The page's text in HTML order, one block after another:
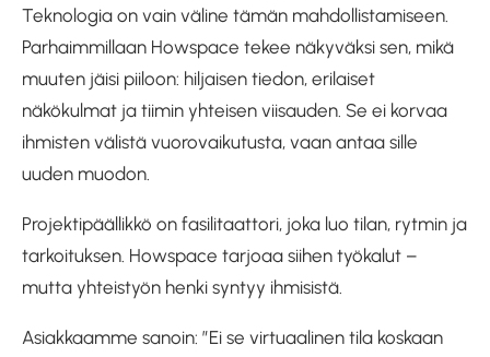
Teknologia on vain väline tämän mahdollistamiseen.
Parhaimmillaan Howspace tekee näkyväksi sen, mikä
muuten jäisi piiloon: hiljaisen tiedon, erilaiset
näkökulmat ja tiimin yhteisen viisauden. Se ei korvaa
ihmisten välistä vuorovaikutusta, vaan antaa sille
uuden muodon.
Projektipäällikkö on fasilitaattori, joka luo tilan, rytmin ja
tarkoituksen. Howspace tarjoaa siihen työkalut –
mutta yhteistyön henki syntyy ihmisistä.
Asiakkaamme sanoin: ”Ei se virtuaalinen tila koskaan